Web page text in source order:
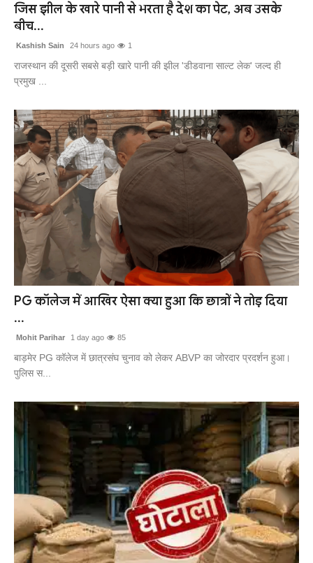
जिस झील के खारे पानी से भरता है देश का पेट, अब उसके
बीच...
Kashish Sain 24 hours ago 1
राजस्थान की दूसरी सबसे बड़ी खारे पानी की झील 'डीडवाना साल्ट लेक' जल्द ही
प्रमुख ...
PG कॉलेज में आखिर ऐसा क्या हुआ कि छात्रों ने तोड़ दिया
...
Mohit Parihar 1 day ago 85
बाड़मेर PG कॉलेज में छात्रसंघ चुनाव को लेकर ABVP का जोरदार प्रदर्शन हुआ।
पुलिस स...